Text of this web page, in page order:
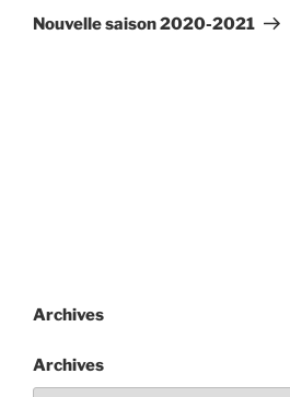
suivant
Nouvelle saison 2020-2021
Archives
Archives